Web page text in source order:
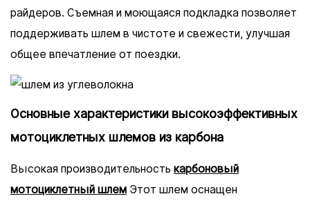
райдеров. Съемная и моющаяся подкладка позволяет
поддерживать шлем в чистоте и свежести, улучшая
общее впечатление от поездки.
Основные характеристики высокоэффективных
мотоциклетных шлемов из карбона
Высокая производительность карбоновый
мотоциклетный шлем Этот шлем оснащен